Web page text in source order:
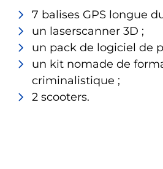
7 balises GPS longue
un laserscanner 3D ;
un pack de logiciel de
un kit nomade de
criminalistique ;
2 scooters.